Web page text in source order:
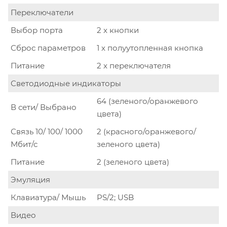
Переключатели
Выбор порта
2 x кнопки
Сброс параметров
1 x полуутопленная кнопка
Питание
2 x переключателя
Светодиодные индикаторы
В сети/ Выбрано
64 (зеленого/оранжевого
цвета)
Связь 10/ 100/ 1000
Мбит/с
2 (красного/оранжевого/
зеленого цвета)
Питание
2 (зеленого цвета)
Эмуляция
Клавиатура/ Мышь
PS/2; USB
Видео